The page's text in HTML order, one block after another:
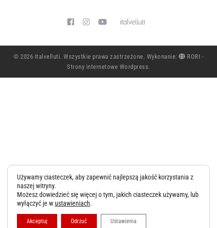
© 2026 Italvelluti. Wszystkie prawa zastrzeżone. Wykonanie:
RORI -
Strony internetowe Wordpress.
Używamy ciasteczek, aby zapewnić najlepszą jakość korzystania z
naszej witryny.
Możesz dowiedzieć się więcej o tym, jakich ciasteczek używamy, lub
wyłączyć je wustawieniach.
Akceptuj Odrzuć Ustawienia